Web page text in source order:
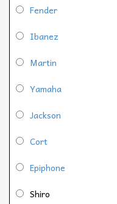
Fender
Ibanez
Martin
Yamaha
Jackson
Cort
Epiphone
Shiro